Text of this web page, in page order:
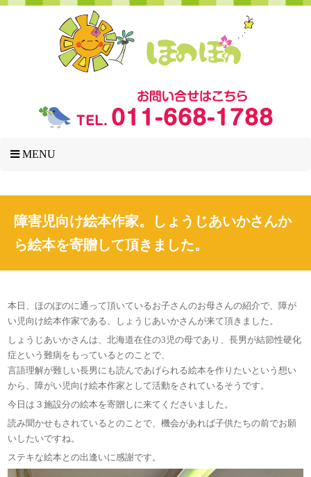
MENU
障害児向け絵本作家。しょうじあいかさんか
ら絵本を寄贈して頂きました。
本日、ほのぽのに通って頂いているお子さんのお母さんの紹介で、障が
い児向け絵本作家である、しょうじあいかさんが来て頂きました。
しょうじあいかさんは、北海道在住の3児の母であり、長男が結節性硬化
症という難病をもっているとのことで、
言語理解が難しい長男にも読んであげられる絵本を作りたいという想い
から、障がい児向け絵本作家として活動をされているそうです。
今日は３施設分の絵本を寄贈しに来てくださいました。
読み聞かせもされているとのことで、機会があれば子供たちの前でお願
いしたいですね。
ステキな絵本との出逢いに感謝です。